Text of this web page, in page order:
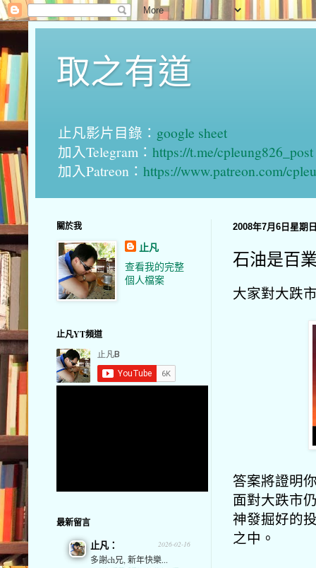
取之有道
止凡影片目錄： google sheet
加入Telegram： https://t.me/cpleung826_post
加入Patreon： https://www.patreon.com/
2008年7月6日星期
石油是百
大家對大跌
答案將證明
面對大跌市
神發掘好的
之中。
關於我
止凡
查看我的完整
個人檔案
止凡YT頻道
最新留言
2026-02-16
止凡：
多謝ch兄, 新年快樂...